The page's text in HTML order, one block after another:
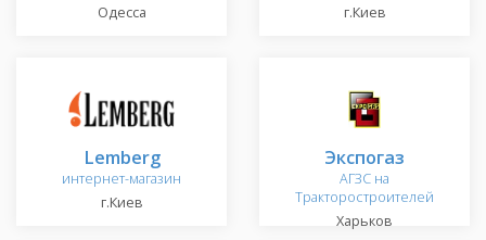
Одесса
г.Киев
Lemberg
интернет-магазин
г.Киев
Экспогаз
АГЗС на
Тракторостроителей
Харьков